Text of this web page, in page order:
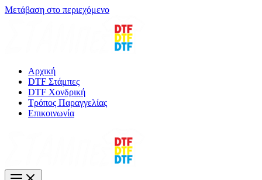
Μετάβαση στο περιεχόμενο
Αρχική
DTF Στάμπες
DTF Χονδρική
Τρόπος Παραγγελίας
Επικοινωνία